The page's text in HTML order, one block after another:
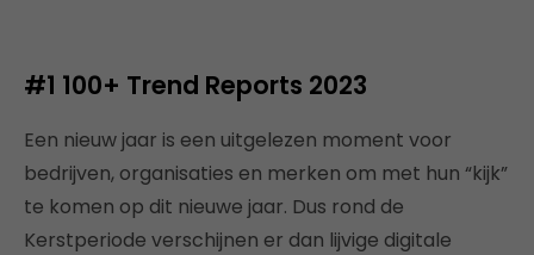
#1 100+ Trend Reports 2023
Een nieuw jaar is een uitgelezen moment voor
bedrijven, organisaties en merken om met hun “kijk”
te komen op dit nieuwe jaar. Dus rond de
Kerstperiode verschijnen er dan lijvige digitale